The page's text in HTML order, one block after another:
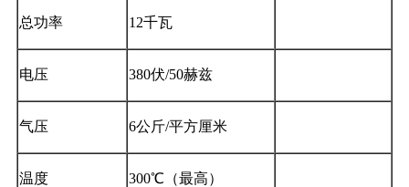
总功率 12千瓦
电压 380伏/50赫兹
气压 6公斤/平方厘米
温度 300℃（最高）